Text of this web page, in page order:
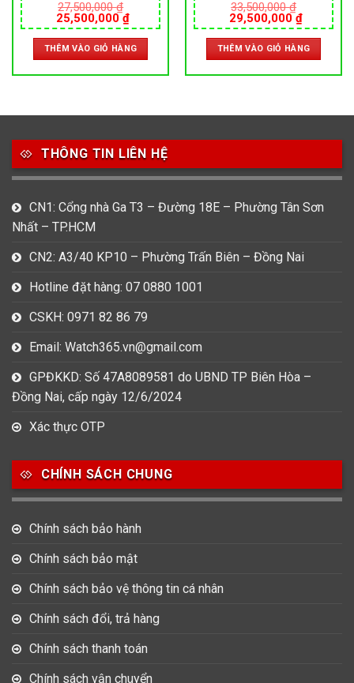
AUTOMATIC – SIZE 42MM –
MÁY THỤY SỸ
27,500,000₫
Giá
gốc
là:
27,500,000 ₫.
25,500,000₫Giá
hiện
tại
là:
25,500,000 ₫.
THÊM VÀO GIỎ HÀNG
DÂY KIM LOẠI – AUTOMATIC
– SIZE 41MM – MÁY THỤY
SỸ
33,500,000₫
Giá
gốc
là:
33,500,000 ₫.
29,500,000₫Giá
hiện
tại
là:
THÊM VÀO GIỎ HÀNG
THÔNG TIN LIÊN HỆ
CN1: Cổng nhà Ga T3 – Đường 18E – Phường Tân Sơn
Nhất – TP.HCM
CN2: A3/40 KP10 – Phường Trấn Biên – Đồng Nai
Hotline đặt hàng: 07 0880 1001
CSKH: 0971 82 86 79
Email: Watch365.vn@gmail.com
GPĐKKD: Số 47A8089581 do UBND TP Biên Hòa –
Đồng Nai, cấp ngày 12/6/2024
Xác thực OTP
CHÍNH SÁCH CHUNG
Chính sách bảo hành
Chính sách bảo mật
Chính sách bảo vệ thông tin cá nhân
Chính sách đổi, trả hàng
Chính sách thanh toán
Chính sách vận chuyển